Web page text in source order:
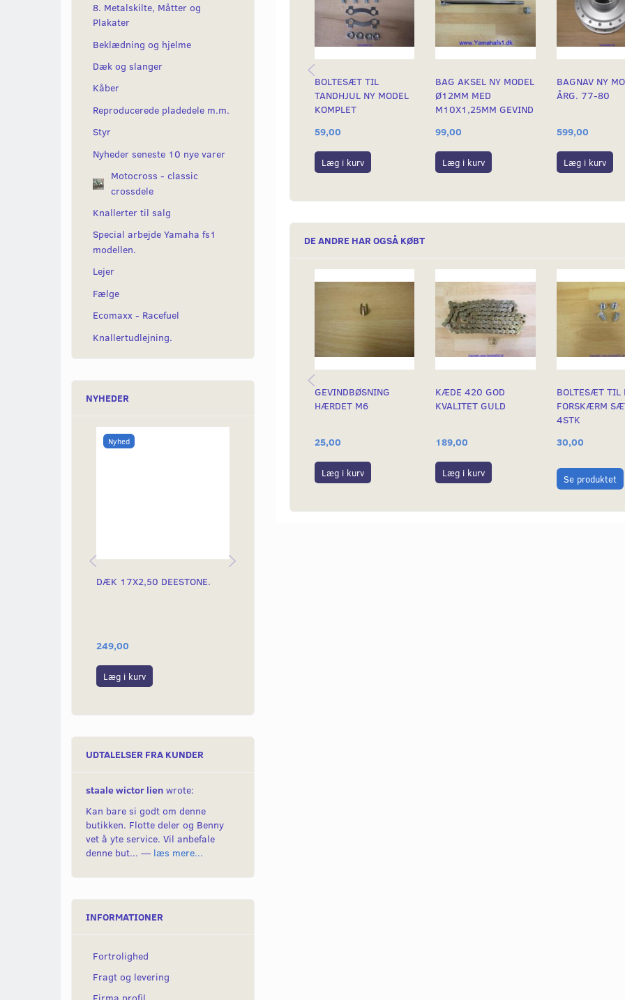
8. Metalskilte, Måtter og
Plakater
Beklædning og hjelme
Dæk og slanger
Kåber
Reproducerede pladedele m.m.
Styr
Nyheder seneste 10 nye varer
Motocross - classic
crossdele
Knallerter til salg
Special arbejde Yamaha fs1
modellen.
Lejer
Fælge
Ecomaxx - Racefuel
Knallertudlejning.
NYHEDER
Nyhed
DÆK 17X2,50 DEESTONE.
249,00
Læg i kurv
UDTALELSER FRA KUNDER
staale wictor lien wrote:
Kan bare si godt om denne
butikken. Flotte deler og Benny
vet å yte service. Vil anbefale
denne but... — læs mere...
INFORMATIONER
Fortrolighed
Fragt og levering
BOLTESÆT TIL
TANDHJUL NY MODEL
KOMPLET
59,00
Læg i kurv
BAG AKSEL NY MODEL
Ø12MM MED
M10X1,25MM GEVIND
99,00
Læg i kurv
BAGNAV NY
ÅRG. 77-80
599,00
Læg i kurv
DE ANDRE HAR OGSÅ KØBT
GEVINDBØSNING
HÆRDET M6
25,00
Læg i kurv
KÆDE 420 GOD
KVALITET GULD
189,00
Læg i kurv
BOLTESÆT TIL
FORSKÆRM
4STK
30,00
Se produktet